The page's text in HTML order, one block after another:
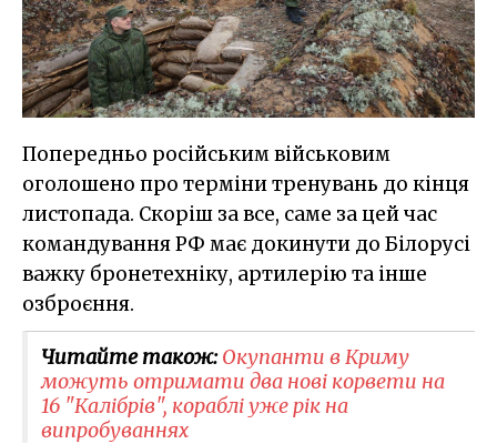
Попередньо російським військовим
оголошено про терміни тренувань до кінця
листопада. Скоріш за все, саме за цей час
командування РФ має докинути до Білорусі
важку бронетехніку, артилерію та інше
озброєння.
Читайте також:Окупанти в Криму
можуть отримати два нові корвети на
16 "Калібрів", кораблі уже рік на
випробуваннях